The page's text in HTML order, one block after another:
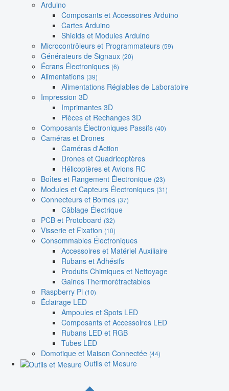
Arduino
Composants et Accessoires Arduino
Cartes Arduino
Shields et Modules Arduino
Microcontrôleurs et Programmateurs (59)
Générateurs de Signaux (20)
Écrans Électroniques (6)
Alimentations (39)
Alimentations Réglables de Laboratoire
Impression 3D
Imprimantes 3D
Pièces et Rechanges 3D
Composants Électroniques Passifs (40)
Caméras et Drones
Caméras d'Action
Drones et Quadricoptères
Hélicoptères et Avions RC
Boîtes et Rangement Électronique (23)
Modules et Capteurs Électroniques (31)
Connecteurs et Bornes (37)
Câblage Électrique
PCB et Protoboard (32)
Visserie et Fixation (10)
Consommables Électroniques
Accessoires et Matériel Auxiliaire
Rubans et Adhésifs
Produits Chimiques et Nettoyage
Gaines Thermorétractables
Raspberry Pi (10)
Éclairage LED
Ampoules et Spots LED
Composants et Accessoires LED
Rubans LED et RGB
Tubes LED
Domotique et Maison Connectée (44)
Outils et Mesure